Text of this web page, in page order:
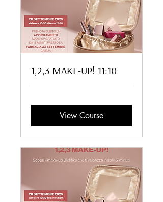
1,2,3 MAKE-UP! 11:10
View Course